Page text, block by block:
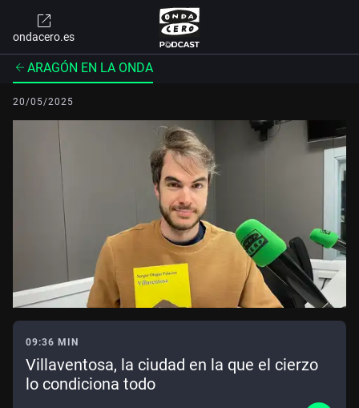
ondacero.es
ARAGÓN EN LA ONDA
20/05/2025
09:36 MIN
Villaventosa, la ciudad en la que el cierzo
lo condiciona todo